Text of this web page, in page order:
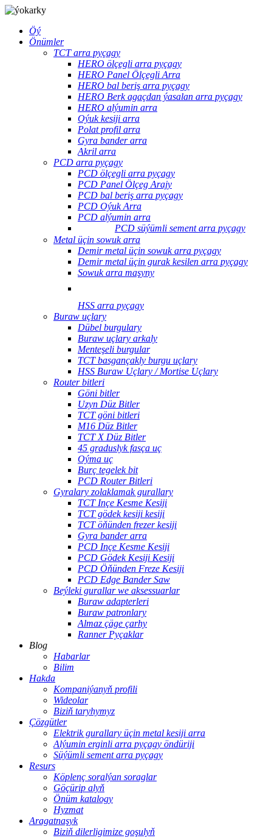
Öý
Önümler
TCT arra pyçagy
HERO ölçegli arra pyçagy
HERO Panel Ölçegli Arra
HERO bal beriş arra pyçagy
HERO Berk agaçdan ýasalan arra pyçagy
HERO alýumin arra
Oýuk kesiji arra
Polat profil arra
Gyra bander arra
Akril arra
PCD arra pyçagy
PCD ölçegli arra pyçagy
PCD Panel Ölçeg Arajy
PCD bal beriş arra pyçagy
PCD Oýuk Arra
PCD alýumin arra
PCD süýümli sement arra pyçagy
Metal üçin sowuk arra
Demir metal üçin sowuk arra pyçagy
Demir metal üçin gurak kesilen arra pyçagy
Sowuk arra maşyny
HSS arra pyçagy
Buraw uçlary
Dübel burgulary
Buraw uçlary arkaly
Menteşeli burgular
TCT basgançakly burgu uçlary
HSS Buraw Uçlary / Mortise Uçlary
Router bitleri
Göni bitler
Uzyn Düz Bitler
TCT göni bitleri
M16 Düz Bitler
TCT X Düz Bitler
45 graduslyk fasça uç
Oýma uç
Burç tegelek bit
PCD Router Bitleri
Gyralary zolaklamak gurallary
TCT Inçe Kesme Kesiji
TCT gödek kesiji kesiji
TCT öňünden frezer kesiji
Gyra bander arra
PCD Inçe Kesme Kesiji
PCD Gödek Kesiji Kesiji
PCD Öňünden Freze Kesiji
PCD Edge Bander Saw
Beýleki gurallar we aksessuarlar
Buraw adapterleri
Buraw patronlary
Almaz çäge çarhy
Ranner Pyçaklar
Blog
Habarlar
Bilim
Hakda
Kompaniýanyň profili
Wideolar
Biziň taryhymyz
Çözgütler
Elektrik gurallary üçin metal kesiji arra
Alýumin erginli arra pyçagy öndüriji
Süýümli sement arra pyçagy
Resurs
Köplenç soralýan soraglar
Göçürip alyň
Önüm katalogy
Hyzmat
Aragatnaşyk
Biziň dilerligimize goşulyň